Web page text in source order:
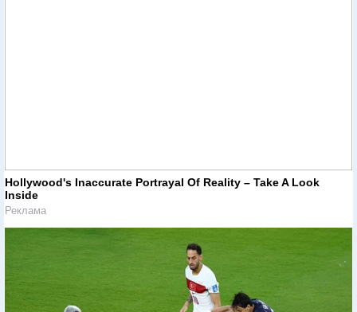
Hollywood's Inaccurate Portrayal Of Reality – Take A Look
Inside
Реклама